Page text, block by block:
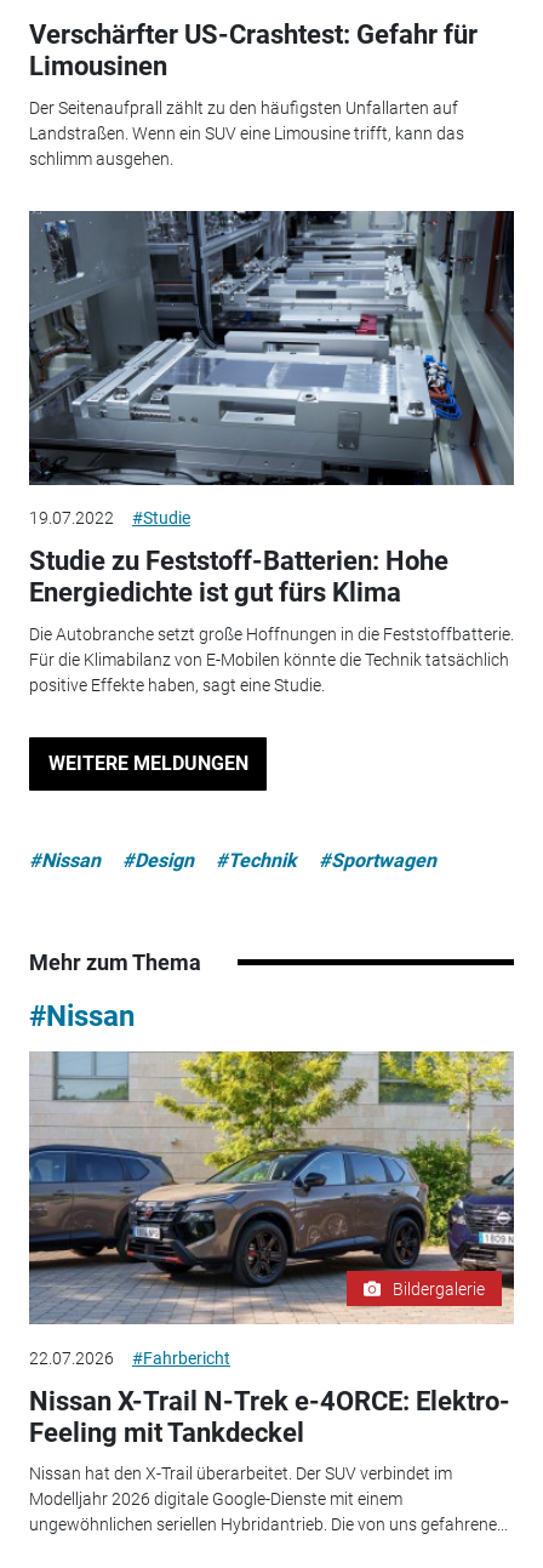
Verschärfter US-Crashtest: Gefahr für
Limousinen
Der Seitenaufprall zählt zu den häufigsten Unfallarten auf
Landstraßen. Wenn ein SUV eine Limousine trifft, kann das
schlimm ausgehen.
19.07.2022 #Studie
Studie zu Feststoff-Batterien: Hohe
Energiedichte ist gut fürs Klima
Die Autobranche setzt große Hoffnungen in die Feststoffbatterie.
Für die Klimabilanz von E-Mobilen könnte die Technik tatsächlich
positive Effekte haben, sagt eine Studie.
WEITERE MELDUNGEN
#Nissan #Design #Technik #Sportwagen
Mehr zum Thema
#Nissan
Bildergalerie
22.07.2026 #Fahrbericht
Nissan X-Trail N-Trek e-4ORCE: Elektro-
Feeling mit Tankdeckel
Nissan hat den X-Trail überarbeitet. Der SUV verbindet im
Modelljahr 2026 digitale Google-Dienste mit einem
ungewöhnlichen seriellen Hybridantrieb. Die von uns gefahrene...